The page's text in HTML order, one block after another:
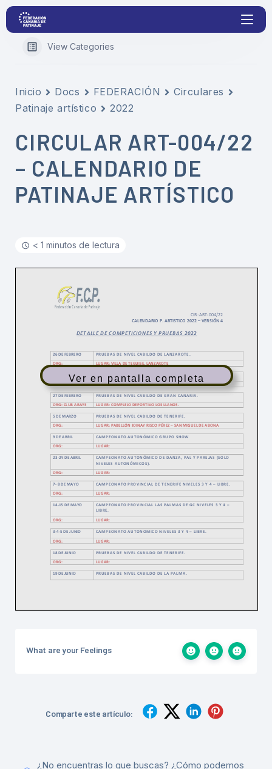
View Categories
Inicio Docs FEDERACIÓN
Circulares
Patinaje artístico
2022
CIRCULAR ART-004/22
– CALENDARIO DE
PATINAJE ARTÍSTICO
< 1 minutos de lectura
Ver en pantalla completa
What are your Feelings
Comparte este artículo:
¿No encuentras lo que buscas? ¿Cómo podemos
Competiciones
Clubs
Blog
Formación